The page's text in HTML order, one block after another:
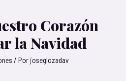
Corazón
la Navidad
/ Por joseglozadav